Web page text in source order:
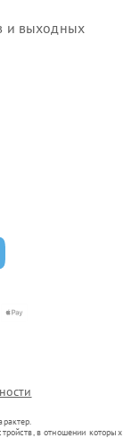
и выходных
в отношении которых